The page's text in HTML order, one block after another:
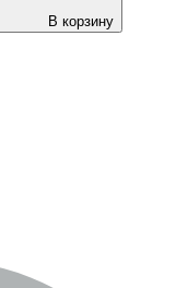
В корзину